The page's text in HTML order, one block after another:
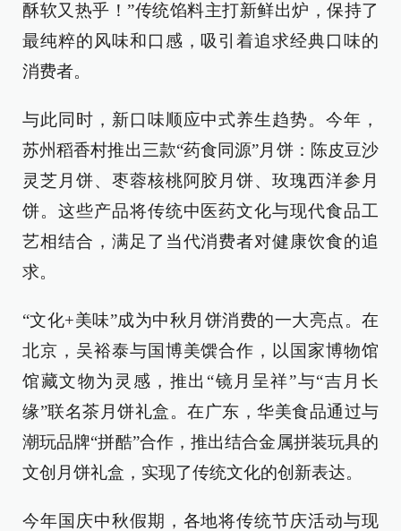
酥软又热乎！”传统馅料主打新鲜出炉，保持了
最纯粹的风味和口感，吸引着追求经典口味的
消费者。
与此同时，新口味顺应中式养生趋势。今年，
苏州稻香村推出三款“药食同源”月饼：陈皮豆沙
灵芝月饼、枣蓉核桃阿胶月饼、玫瑰西洋参月
饼。这些产品将传统中医药文化与现代食品工
艺相结合，满足了当代消费者对健康饮食的追
求。
“文化+美味”成为中秋月饼消费的一大亮点。在
北京，吴裕泰与国博美馔合作，以国家博物馆
馆藏文物为灵感，推出“镜月呈祥”与“吉月长
缘”联名茶月饼礼盒。在广东，华美食品通过与
潮玩品牌“拼酷”合作，推出结合金属拼装玩具的
文创月饼礼盒，实现了传统文化的创新表达。
今年国庆中秋假期，各地将传统节庆活动与现